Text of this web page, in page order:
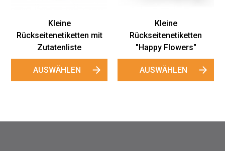
mit
Zutatenliste
AUSWÄHLEN
Rückseitenetiketten
"Happy Flowers"
AUSWÄHLEN